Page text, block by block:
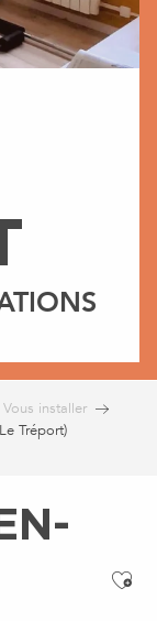
Vous installer
Tréport)